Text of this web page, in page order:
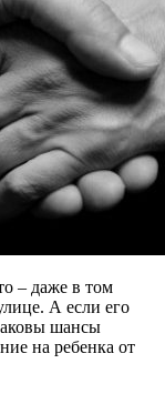
– даже в том
А если его
шансы
на ребенка от